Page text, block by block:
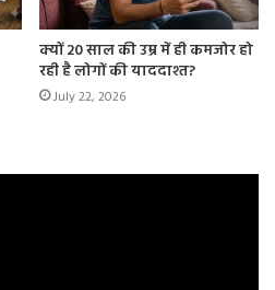
और माइग्रेन में योगदान कर सकता
कम करने के लिए बैठते, खड़े और
स्मार्टफोन और कंप्यूटर जैसे
क्यों 20 साल की उम्र में ही कमजोर हो
रही है लोगों की याददाश्त?
July 22, 2026